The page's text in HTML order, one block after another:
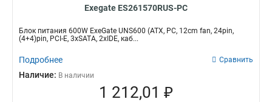
Exegate ES261570RUS-PC
Блок питания 600W ExeGate UNS600 (ATX, PC, 12cm fan, 24pin,
(4+4)pin, PCI-E, 3xSATA, 2xIDE, каб...
Подробнее Сравнить
Наличие: В наличии
1 212,01 ₽